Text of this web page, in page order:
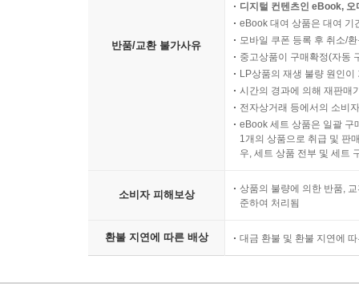
반품/교환 불가사유
디지털 컨텐츠인 eBook,
eBook 대여 상품은 대여 기
모바일 쿠폰 등록 후 취소/
중고상품이 구매확정(자동
LP상품의 재생 불량 원인
시간의 경과에 의해 재판매
전자상거래 등에서의 소비
eBook 세트 상품은 일괄 구
1개의 상품으로 취급 및 판
우, 세트 상품 전부 및 세트
소비자 피해보상
상품의 불량에 의한 반품,
준하여 처리됨
환불 지연에 따른 배상 대금 환불 및 환불 지연에